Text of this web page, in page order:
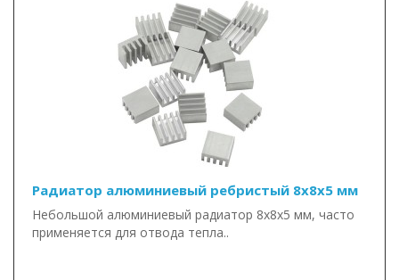
Радиатор алюминиевый ребристый 8х8х5 мм
Небольшой алюминиевый радиатор 8х8х5 мм, часто
применяется для отвода тепла..